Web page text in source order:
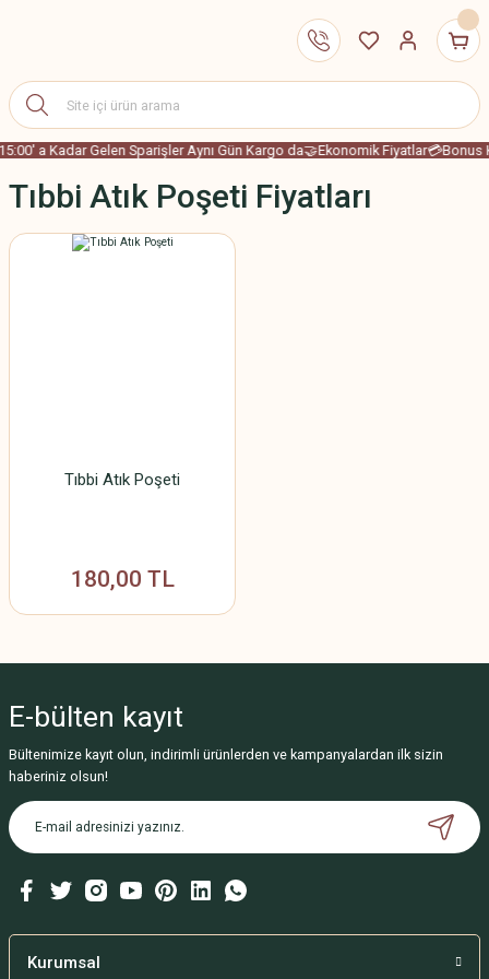
a Kadar Gelen Sparişler Aynı Gün Kargo da🤝Ekonomik Fiyatlar💳Bonus
Tıbbi Atık Poşeti Fiyatları
Tıbbi Atık Poşeti
180,00 TL
E-bülten kayıt
Bültenimize kayıt olun, indirimli ürünlerden ve kampanyalardan ilk sizin
haberiniz olsun!
Kurumsal